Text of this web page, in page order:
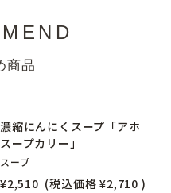
商品
濃縮にんにくスープ「アホ
スープカリー」
スープ
¥2,510 (税込価格 ¥2,710 )